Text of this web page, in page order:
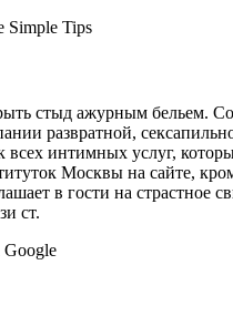
стыд ажурным бельем.
развратной,
всех интимных услуг,
Москвы на сайте,
в гости на
ст.